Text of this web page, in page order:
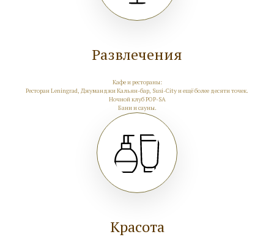
Развлечения
Кафе и рестораны:
Ресторан Leningrad, Джуманджи Кальян-бар, Susi-City и ещё более десяти точек.
Ночной клуб POP-SA
Бани и сауны.
Красота